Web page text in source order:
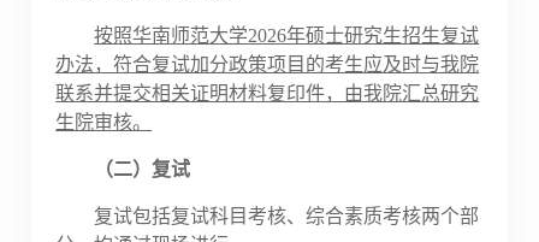
按照华南师范大学2026年硕士研究生招生复试
办法，符合复试加分政策项目的考生应及时与我院
联系并提交相关证明材料复印件，由我院汇总研究
生院审核。
（二）复试
复试包括复试科目考核、综合素质考核两个部